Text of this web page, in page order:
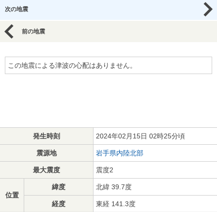
次の地震
前の地震
この地震による津波の心配はありません。
発生時刻 2024年02月15日 02時25分頃
震源地 岩手県内陸北部
最大震度 震度2
位置
緯度 北緯 39.7度
経度 東経 141.3度